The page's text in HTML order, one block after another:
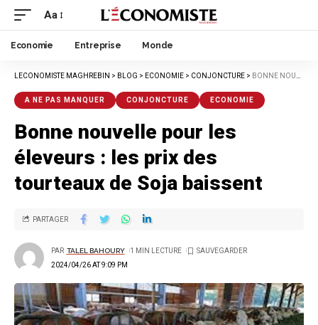
Aa
Economie Entreprise Monde
LECONOMISTE MAGHREBIN > BLOG > ECONOMIE > CONJONCTURE > BONNE NOUVELLE POUR LES ÉLEVEURS : LES PRIX DES TOURTEAUX DE SOJA BAISSENT
A NE PAS MANQUER CONJONCTURE ECONOMIE
Bonne nouvelle pour les
éleveurs : les prix des
tourteaux de Soja baissent
2024/04/26 AT 9:09 PM
PAR TALEL BAHOURY 1 MIN LECTURE
PARTAGER